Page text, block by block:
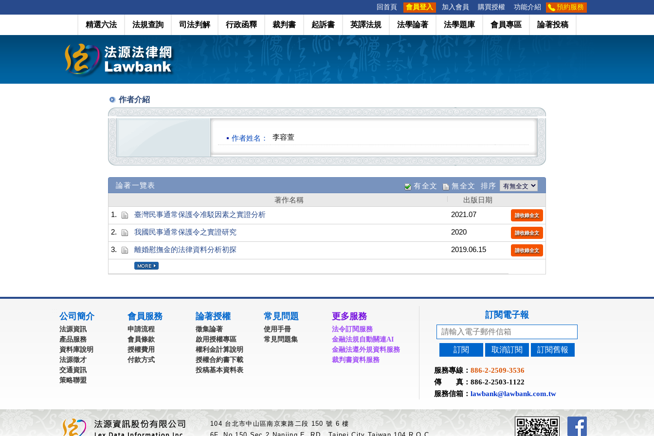
回首頁 會員登入 加入會員 購買授權 功能介紹 預約服務
精選六法 法規查詢 司法判解 行政函釋 裁判書 起訴書 英譯法規 法學論著 法學題庫 會員專區 論著投稿
作者介紹
作者姓名： 李容萱
論著一覽表 有全文 無全文 排序
著作名稱
出版日期
1.
臺灣民事通常保護令准駁因素之實證分析 2021.07 請收錄全文
2. 我國民事通常保護令之實證研究 2020 請收錄全文
3. 離婚慰撫金的法律資料分析初探 2019.06.15 請收錄全文
公司簡介
法源資訊
產品服務
資料庫說明
法源徵才
交通資訊
策略聯盟
會員服務
申請流程
會員條款
授權費用
付款方式
論著授權
徵集論著
啟用授權專區
權利金計算說明
授權合約書下載
投稿基本資料表
常見問題
使用手冊
常見問題集
更多服務
法令訂閱服務
金融法規自動關連AI
金融法遵外規資料服務
裁判書資料服務
訂閱電子報
訂閱 取消訂閱 訂閱舊報
服務專線： 886-2-2509-3536
傳 真：886-2-2503-1122
服務信箱： lawbank@lawbank.com.tw
104 台北市中山區南京東路二段 150 號 6 樓